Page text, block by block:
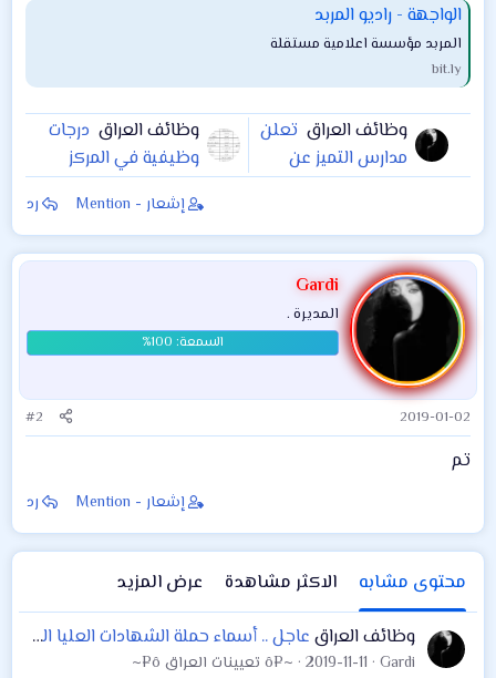
الواجهة - رادیو المربد
المربد مؤسسة اعلامية مستقلة
bit.ly
وظائف العراق تعلن
مدارس التميز عن
حاجتها الى موظفة
المدرسة من الساعة ٧
صباحاً الى ٢ ظهراً
وظائف العراق درجات
وظيفية في المركز
المالي والمحاسبي /
التابع لوزارة المالية
إشعار - Mention رد
Gardi
المديرة .
2019-01-02
#2
تم
إشعار - Mention رد
محتوى مشابه الاكثر مشاهدة
عرض المزيد
وظائف العراق عاجل .. أسماء حملة الشهادات العليا المعينين على ملاك وزارة الزراعة 2019
Gardi
2019-11-11 ~¤ô تعيينات العراق ô¤~